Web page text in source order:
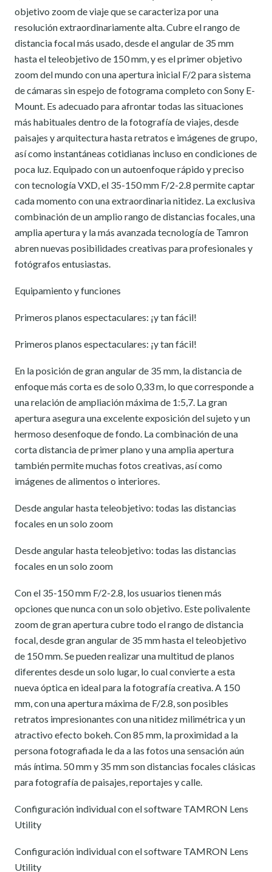
objetivo zoom de viaje que se caracteriza por una
resolución extraordinariamente alta. Cubre el rango de
distancia focal más usado, desde el angular de 35 mm
hasta el teleobjetivo de 150 mm, y es el primer objetivo
zoom del mundo con una apertura inicial F/2 para sistema
de cámaras sin espejo de fotograma completo con Sony E-
Mount. Es adecuado para afrontar todas las situaciones
más habituales dentro de la fotografía de viajes, desde
paisajes y arquitectura hasta retratos e imágenes de grupo,
así como instantáneas cotidianas incluso en condiciones de
poca luz. Equipado con un autoenfoque rápido y preciso
con tecnología VXD, el 35-150 mm F/2-2.8 permite captar
cada momento con una extraordinaria nitidez. La exclusiva
combinación de un amplio rango de distancias focales, una
amplia apertura y la más avanzada tecnología de Tamron
abren nuevas posibilidades creativas para profesionales y
fotógrafos entusiastas.
Equipamiento y funciones
Primeros planos espectaculares: ¡y tan fácil!
Primeros planos espectaculares: ¡y tan fácil!
En la posición de gran angular de 35 mm, la distancia de
enfoque más corta es de solo 0,33 m, lo que corresponde a
una relación de ampliación máxima de 1:5,7. La gran
apertura asegura una excelente exposición del sujeto y un
hermoso desenfoque de fondo. La combinación de una
corta distancia de primer plano y una amplia apertura
también permite muchas fotos creativas, así como
imágenes de alimentos o interiores.
Desde angular hasta teleobjetivo: todas las distancias
focales en un solo zoom
Desde angular hasta teleobjetivo: todas las distancias
focales en un solo zoom
Con el 35-150 mm F/2-2.8, los usuarios tienen más
opciones que nunca con un solo objetivo. Este polivalente
zoom de gran apertura cubre todo el rango de distancia
focal, desde gran angular de 35 mm hasta el teleobjetivo
de 150 mm. Se pueden realizar una multitud de planos
diferentes desde un solo lugar, lo cual convierte a esta
nueva óptica en ideal para la fotografía creativa. A 150
mm, con una apertura máxima de F/2.8, son posibles
retratos impresionantes con una nitidez milimétrica y un
atractivo efecto bokeh. Con 85 mm, la proximidad a la
persona fotografiada le da a las fotos una sensación aún
más íntima. 50 mm y 35 mm son distancias focales clásicas
para fotografía de paisajes, reportajes y calle.
Configuración individual con el software TAMRON Lens
Utility
Configuración individual con el software TAMRON Lens
Utility